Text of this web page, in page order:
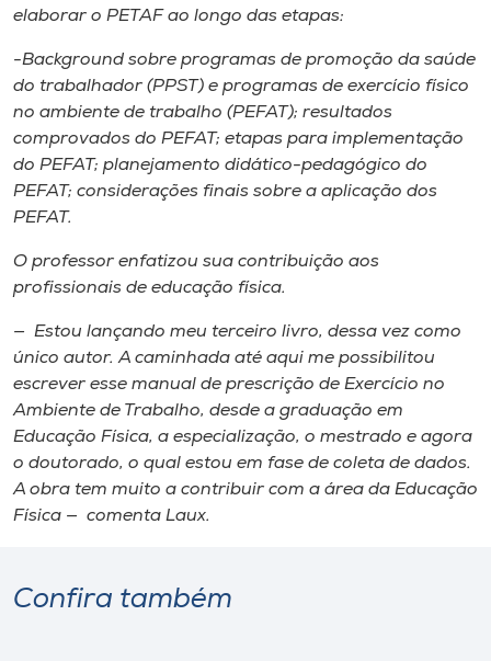
elaborar o PETAF ao longo das etapas:
-Background sobre programas de promoção da saúde
do trabalhador (PPST) e programas de exercício físico
no ambiente de trabalho (PEFAT); resultados
comprovados do PEFAT; etapas para implementação
do PEFAT; planejamento didático-pedagógico do
PEFAT; considerações finais sobre a aplicação dos
PEFAT.
O professor enfatizou sua contribuição aos
profissionais de educação física.
— Estou lançando meu terceiro livro, dessa vez como
único autor. A caminhada até aqui me possibilitou
escrever esse manual de prescrição de Exercício no
Ambiente de Trabalho, desde a graduação em
Educação Física, a especialização, o mestrado e agora
o doutorado, o qual estou em fase de coleta de dados.
A obra tem muito a contribuir com a área da Educação
Física — comenta Laux.
Confira também